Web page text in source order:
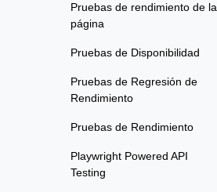
Pruebas de rendimiento de la
página
Pruebas de Disponibilidad
Pruebas de Regresión de
Rendimiento
Pruebas de Rendimiento
Playwright Powered API
Testing